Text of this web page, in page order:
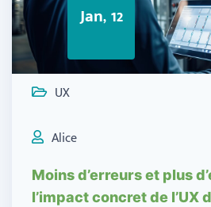
Jan, 12
UX
Alice
Moins d’erreurs et plus
l’impact concret de l’UX